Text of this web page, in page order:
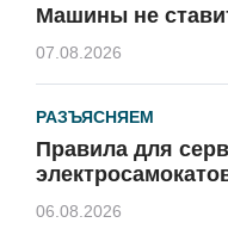
Машины не
07.08.2026
РАЗЪЯСНЯЕМ
Правила для
06.08.2026